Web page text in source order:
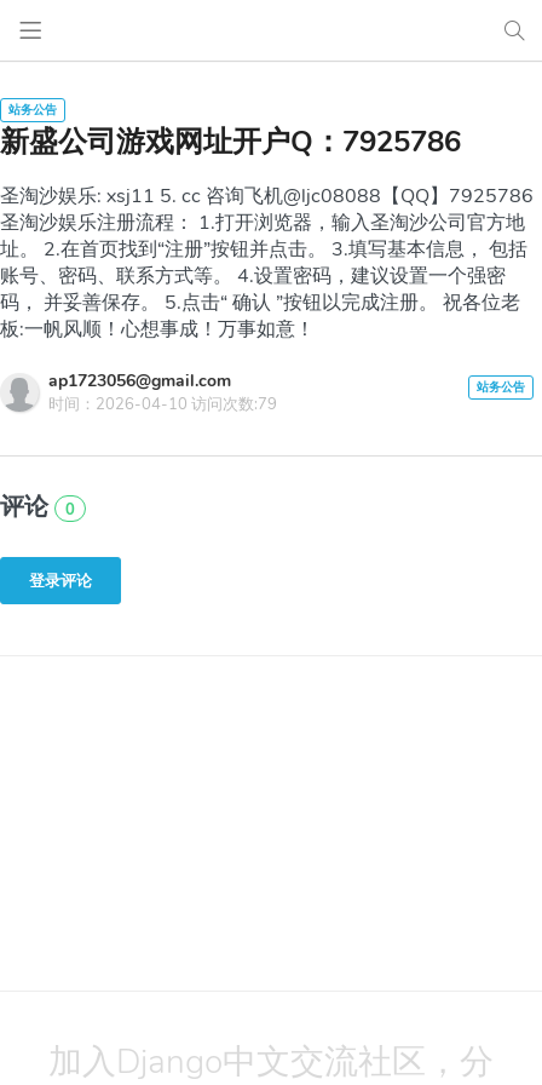
新盛公司游戏网址开户Q：7925786
圣淘沙娱乐: xsj11 5. cc 咨询飞机@ljc08088【QQ】7925786
圣淘沙娱乐注册流程： 1.打开浏览器，输入圣淘沙公司官方地
址。 2.在首页找到“注册”按钮并点击。 3.填写基本信息， 包括
账号、密码、联系方式等。 4.设置密码，建议设置一个强密
码， 并妥善保存。 5.点击“ 确认 ”按钮以完成注册。 祝各位老
板:一帆风顺！心想事成！万事如意！
ap1723056@gmail.com
时间：2026-04-10 访问次数:79
评论 0
登录评论
加入Django中文交流社区，分